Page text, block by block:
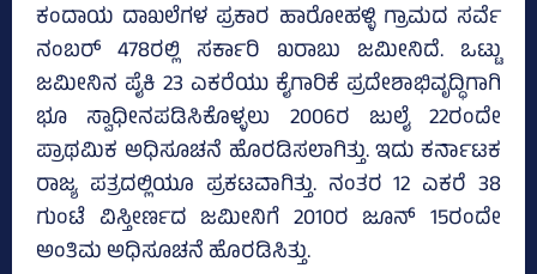
ಕಂದಾಯ ದಾಖಲೆಗಳ ಪ್ರಕಾರ ಹಾರೋಹಳ್ಳಿ ಗ್ರಾಮದ ಸರ್ವೆ
ನಂಬರ್ 478ರಲ್ಲಿ ಸರ್ಕಾರಿ ಖರಾಬು ಜಮೀನಿದೆ. ಒಟ್ಟು
ಜಮೀನಿನ ಪೈಕಿ 23 ಎಕರೆಯು ಕೈಗಾರಿಕೆ ಪ್ರದೇಶಾಭಿವೃದ್ಧಿಗಾಗಿ
ಭೂ ಸ್ವಾಧೀನಪಡಿಸಿಕೊಳ್ಳಲು 2006ರ ಜುಲೈ 22ರಂದೇ
ಪ್ರಾಥಮಿಕ ಅಧಿಸೂಚನೆ ಹೊರಡಿಸಲಾಗಿತ್ತು. ಇದು ಕರ್ನಾಟಕ
ರಾಜ್ಯ ಪತ್ರದಲ್ಲಿಯೂ ಪ್ರಕಟವಾಗಿತ್ತು. ನಂತರ 12 ಎಕರೆ 38
ಗುಂಟೆ ವಿಸ್ತೀರ್ಣದ ಜಮೀನಿಗೆ 2010ರ ಜೂನ್‌ 15ರಂದೇ
ಅಂತಿಮ ಅಧಿಸೂಚನೆ ಹೊರಡಿಸಿತ್ತು.